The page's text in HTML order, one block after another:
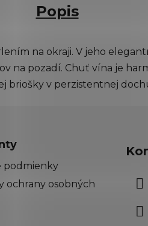
Popis
na okraji. V jeho
na pozadí. Chuť vína je
briošky v perzistentnej
podmienky
ochrany osobných